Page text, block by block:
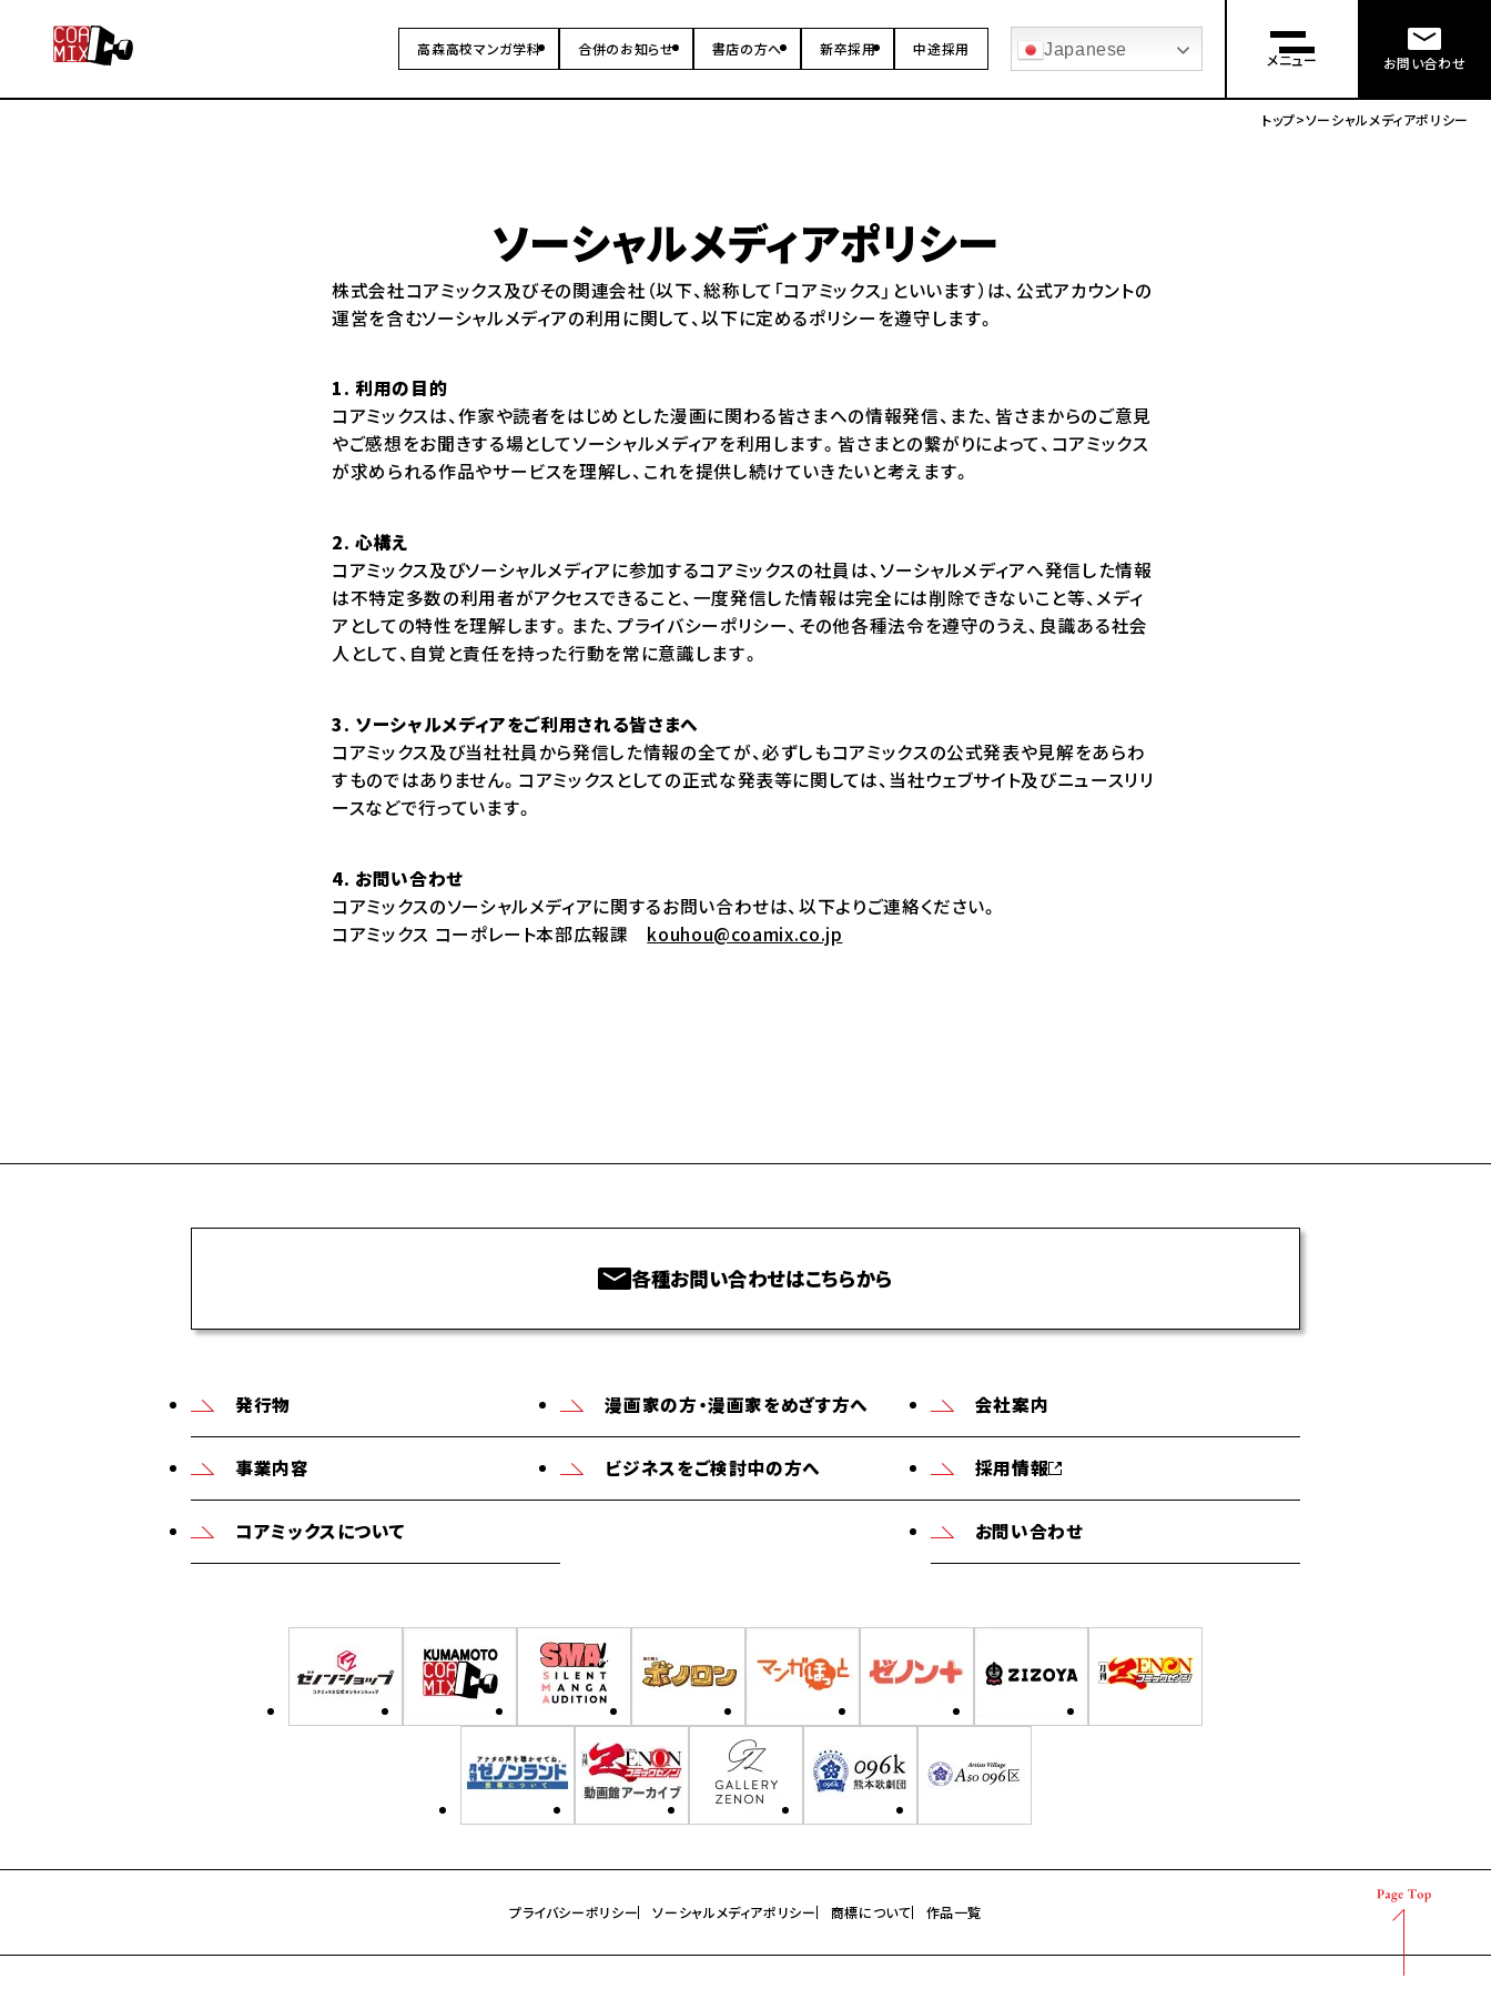
高森高校マンガ学科 合併のお知らせ 書店の方へ 新卒採用 中途採用 Japanese
メニュー お問い合わせ
トップ ソーシャルメディアポリシー
ソーシャルメディアポリシー
株式会社コアミックス及びその関連会社（以下、総称して「コアミックス」といいます）は、公式アカウントの
運営を含むソーシャルメディアの利用に関して、以下に定めるポリシーを遵守します。
1. 利用の目的
コアミックスは、作家や読者をはじめとした漫画に関わる皆さまへの情報発信、また、皆さまからのご意見
やご感想をお聞きする場としてソーシャルメディアを利用します。皆さまとの繋がりによって、コアミックス
が求められる作品やサービスを理解し、これを提供し続けていきたいと考えます。
2. 心構え
コアミックス及びソーシャルメディアに参加するコアミックスの社員は、ソーシャルメディアへ発信した情報
は不特定多数の利用者がアクセスできること、一度発信した情報は完全には削除できないこと等、メディ
アとしての特性を理解します。また、プライバシーポリシー、その他各種法令を遵守のうえ、良識ある社会
人として、自覚と責任を持った行動を常に意識します。
3. ソーシャルメディアをご利用される皆さまへ
コアミックス及び当社社員から発信した情報の全てが、必ずしもコアミックスの公式発表や見解をあらわ
すものではありません。コアミックスとしての正式な発表等に関しては、当社ウェブサイト及びニュースリリ
ースなどで行っています。
4. お問い合わせ
コアミックスのソーシャルメディアに関するお問い合わせは、以下よりご連絡ください。
コアミックス コーポレート本部広報課 kouhou@coamix.co.jp
各種お問い合わせはこちらから
発行物
事業内容
コアミックスについて
漫画家の方・漫画家をめざす方へ
ビジネスをご検討中の方へ
会社案内
採用情報
お問い合わせ
プライバシーポリシー ソーシャルメディアポリシー 商標について 作品一覧